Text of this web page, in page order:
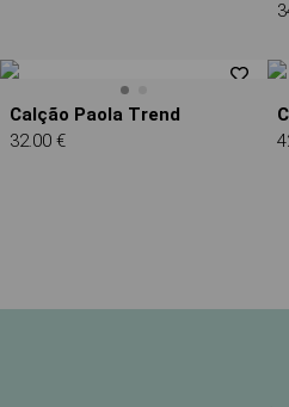
Calção Paola Trend
32.00 €